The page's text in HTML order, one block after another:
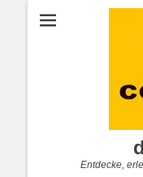
Entdecke,